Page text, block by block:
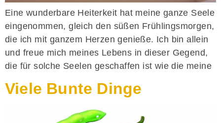
Eine wunderbare Heiterkeit hat meine ganze Seele
eingenommen, gleich den süßen Frühlingsmorgen,
die ich mit ganzem Herzen genieße. Ich bin allein
und freue mich meines Lebens in dieser Gegend,
die für solche Seelen geschaffen ist wie die meine
Viele Bunte Dinge